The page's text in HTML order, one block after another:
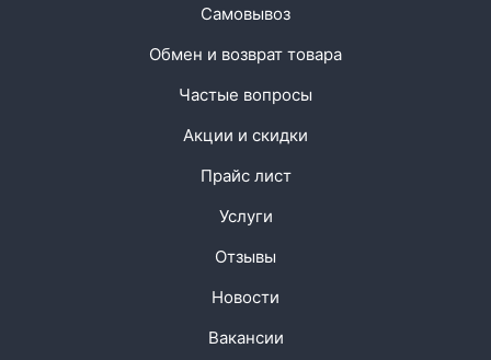
Самовывоз
Обмен и возврат товара
Частые вопросы
Акции и скидки
Прайс лист
Услуги
Отзывы
Новости
Вакансии